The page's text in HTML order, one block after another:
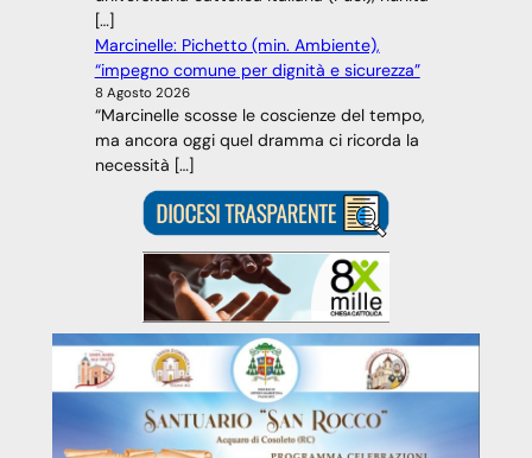
[…]
Marcinelle: Pichetto (min. Ambiente),
“impegno comune per dignità e sicurezza”
8 Agosto 2026
“Marcinelle scosse le coscienze del tempo,
ma ancora oggi quel dramma ci ricorda la
necessità […]